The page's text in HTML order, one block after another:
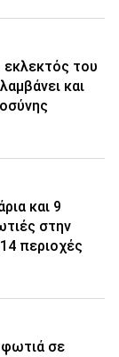
του
και
και 9
στην
περιοχές
σε